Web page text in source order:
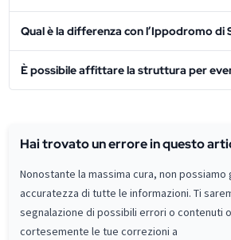
Qual è la differenza con l’Ippodromo di
È possibile affittare la struttura per
Hai trovato un errore in questo
Nonostante la massima cura, non possiamo
accuratezza di tutte le informazioni. Ti
segnalazione di possibili errori o contenuti
cortesemente le tue correzioni a